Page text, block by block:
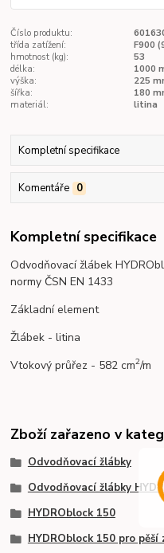
Číslo produktu:
třída zatížení:
F900
hmotnost (kg):
53
délka:
1000
výška:
225
šířka:
180
materiál:
litina
Kompletní specifikace
Komentáře 0
Kompletní specifikace
Odvodňovací žlábek
normy ČSN EN 1433
Základní element
Žlábek - litina
Vtokový průřez - 582 cm2/m
Zboží zařazeno v
Odvodňovací žlábky
Odvodňovací žlábky
HYDROblock 150
HYDROblock 150 pro pěší